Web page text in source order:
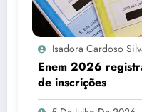
Isadora Cardoso
Enem 2026
de inscrições